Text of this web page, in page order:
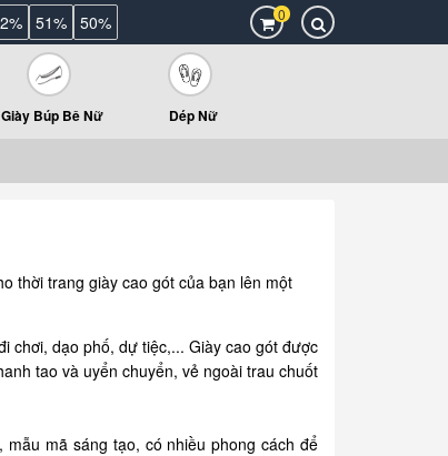
51% 50% 0
Giày Búp Bê Nữ Dép Nữ
thời trang giày cao gót của bạn lên một
chơi, dạo phố, dự tiệc,... Giày cao gót được
tao và uyển chuyển, vẻ ngoài trau chuốt
mã sáng tạo, có nhiều phong cách để